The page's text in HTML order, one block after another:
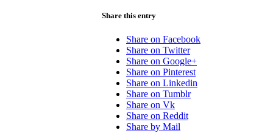
Share this entry
Share on Facebook
Share on Twitter
Share on Google+
Share on Pinterest
Share on Linkedin
Share on Tumblr
Share on Vk
Share on Reddit
Share by Mail